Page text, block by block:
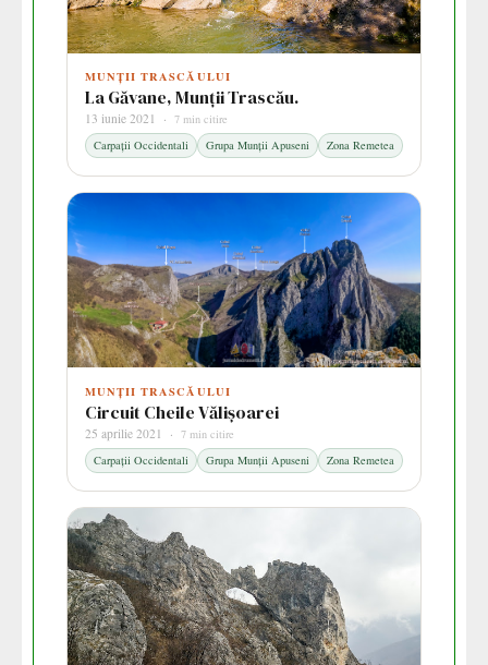
MUNȚII TRASCĂULUI
La Găvane, Munții Trascău.
13 iunie 2021 · 7 min citire
Carpații Occidentali
Grupa Munții Apuseni Zona Remetea
MUNȚII TRASCĂULUI
Circuit Cheile Vălișoarei
25 aprilie 2021 · 7 min citire
Carpații Occidentali
Grupa Munții Apuseni Zona Remetea